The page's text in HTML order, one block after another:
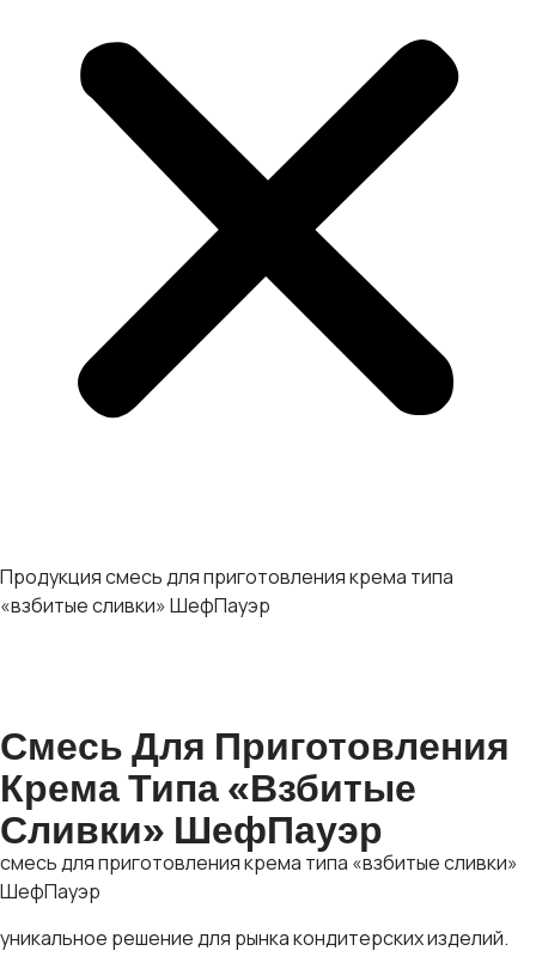
Продукциясмесь для приготовления крема типа
«взбитые сливки» ШефПауэр
Смесь Для Приготовления
Крема Типа «взбитые
Сливки» ШефПауэр
смесь для приготовления крема типа «взбитые сливки»
ШефПауэр
уникальное решение для рынка кондитерских изделий.